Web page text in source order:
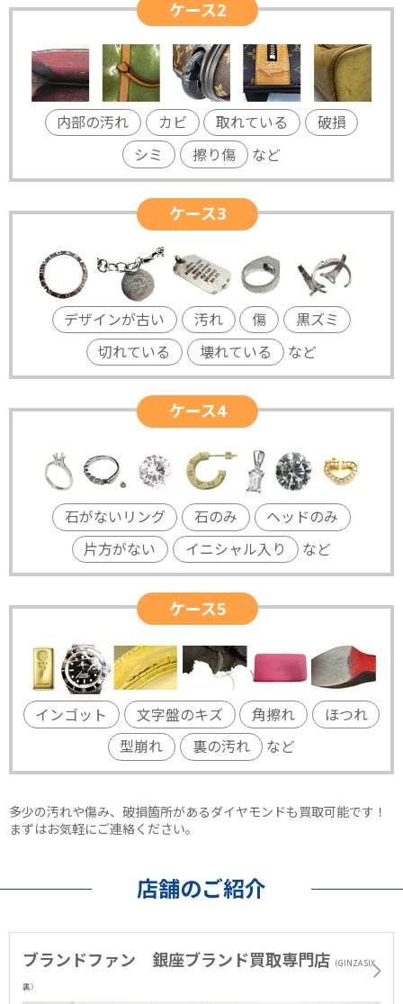
ケース2
内部の汚れ カビ 取れている
破損
シミ
擦り傷 など
ケース3
デザインが古い 汚れ 傷
黒ズミ
切れている
壊れている など
ケース4
石がないリング 石のみ
ヘッドのみ
片方がない
イニシャル入り など
ケース5
インゴット 文字盤のキズ 角擦れ
ほつれ
型崩れ
裏の汚れ など
多少の汚れや傷み、破損箇所があるダイヤモンドも買取可能です！
まずはお気軽にご連絡ください。
店舗のご紹介
ブランドファン 銀座ブランド買取専門店 （GINZA SIX
裏）